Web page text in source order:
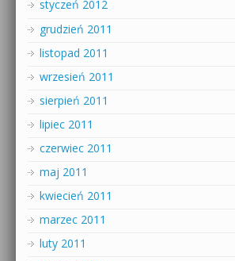
styczeń 2012
grudzień 2011
listopad 2011
wrzesień 2011
sierpień 2011
lipiec 2011
czerwiec 2011
maj 2011
kwiecień 2011
marzec 2011
luty 2011